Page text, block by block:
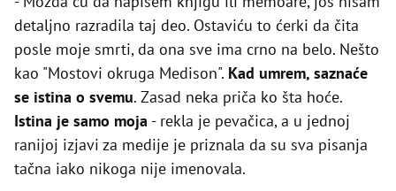
detaljno razradila taj deo. Ostaviću to ćerki da čita
posle moje smrti, da ona sve ima crno na belo. Nešto
kao "Mostovi okruga Medison". Kad umrem, saznaće
se istina o svemu. Zasad neka priča ko šta hoće.
Istina je samo moja - rekla je pevačica, a u jednoj
ranijoj izjavi za medije je priznala da su sva pisanja
tačna iako nikoga nije imenovala.